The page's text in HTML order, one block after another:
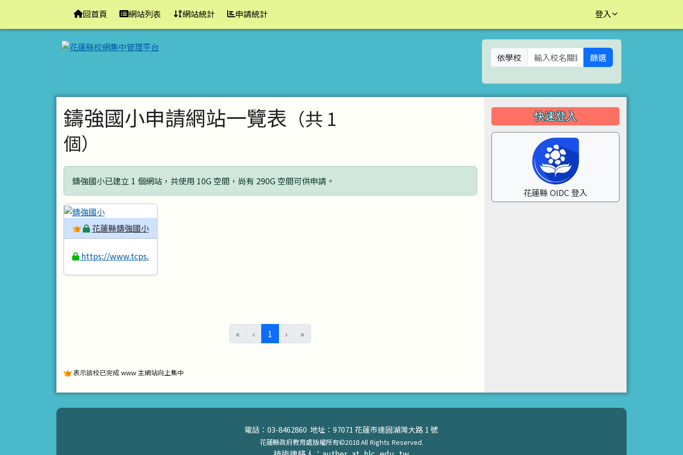
花蓮縣校網集中管理平台
回首頁 網站列表 網站統計 申請統計 登入
依學校 篩選
主內容區域
鑄強國小申請網站一覽表 （共 1
個）
鑄強國小已建立 1 個網站，共使用 10G 空間，尚有 290G 空間可供申請。
花蓮縣鑄強國小
https://www.tcps.hlc.edu.tw
« ‹ 1 (目前頁次)
› »
表示該校已完成 www 主網站向上集中
左邊區域內容
快速登入
花蓮縣 OIDC 登入
頁尾區域
電話：03-8462860 地址：97071 花蓮市達固湖灣大路 1 號
花蓮縣政府教育處版權所有©2018 All Rights Reserved.